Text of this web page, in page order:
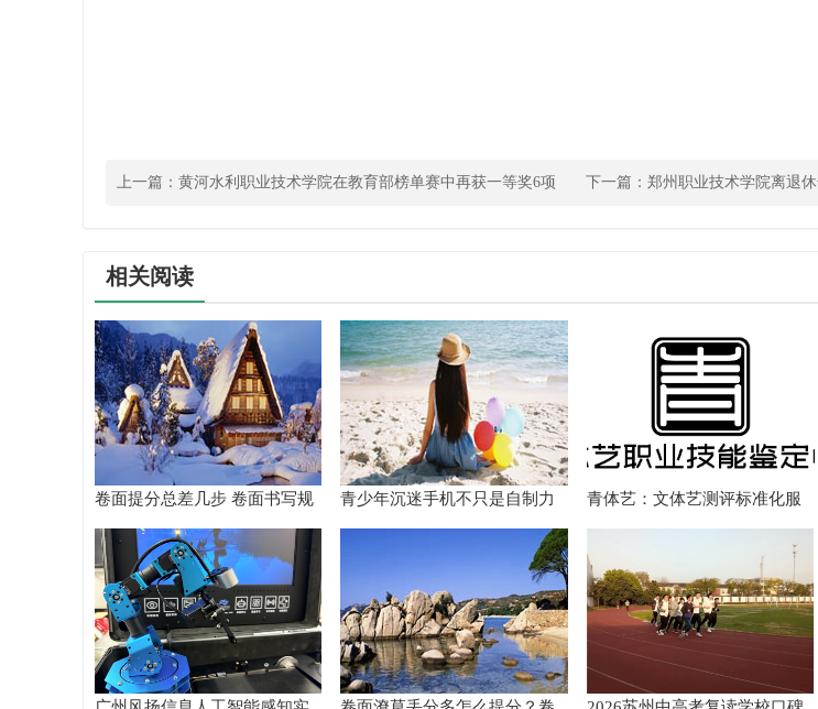
上一篇： 黄河水利职业技术学院在教育部榜单赛中再获一等奖6项 下一篇： 郑州职业技术学院离退
相关阅读
卷面提分总差几步 卷面书写规
范以团体标准给出系统解题路
径
青少年沉迷手机不只是自制力
差！陕西家长读懂背后的心理
青体艺：文体艺测评标准化服
务体系解析